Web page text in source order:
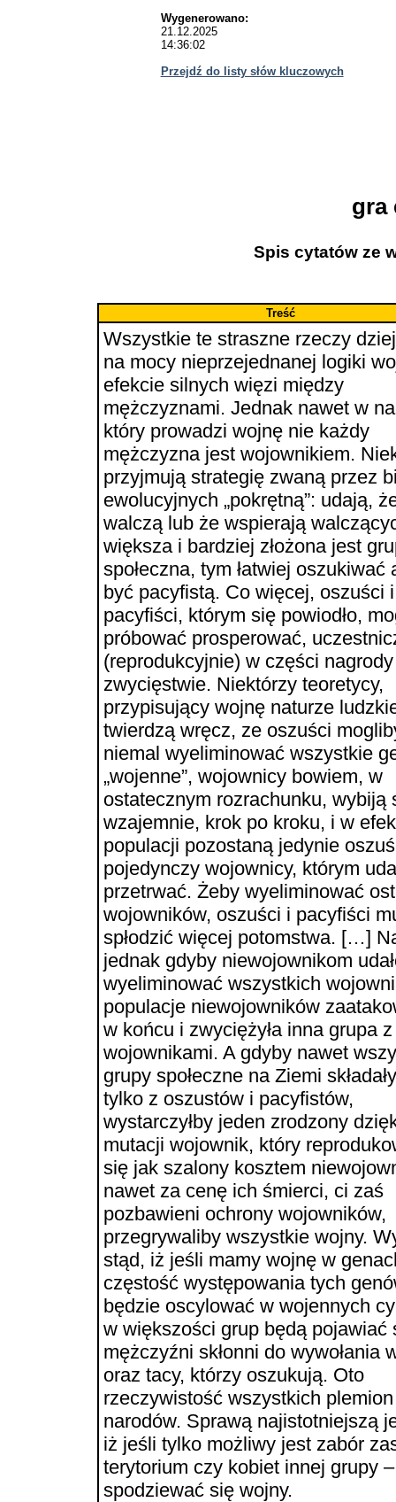
Wygenerowano:
21.12.2025
14:36:02
Przejdź do listy słów kluczowych
gra
Spis cytatów ze
Treść
Wszystkie te straszne rzeczy
na mocy nieprzejednanej logiki
efekcie silnych więzi między
mężczyznami. Jednak nawet w
który prowadzi wojnę nie każdy
mężczyzna jest wojownikiem.
przyjmują strategię zwaną przez
ewolucyjnych „pokrętną”: udają,
walczą lub że wspierają
większa i bardziej złożona jest
społeczna, tym łatwiej oszukiwać
być pacyfistą. Co więcej, oszuści i
pacyfiści, którym się powiodło,
próbować prosperować,
(reprodukcyjnie) w części
zwycięstwie. Niektórzy teoretycy,
przypisujący wojnę naturze
twierdzą wręcz, ze oszuści
niemal wyeliminować wszystkie
„wojenne”, wojownicy bowiem, w
ostatecznym rozrachunku, wybiją
wzajemnie, krok po kroku, i w
populacji pozostaną jedynie
pojedynczy wojownicy, którym
przetrwać. Żeby wyeliminować
wojowników, oszuści i pacyfiści
spłodzić więcej potomstwa. […]
jednak gdyby niewojownikom
wyeliminować wszystkich
populacje niewojowników
w końcu i zwyciężyła inna grupa z
wojownikami. A gdyby nawet
grupy społeczne na Ziemi
tylko z oszustów i pacyfistów,
wystarczyłby jeden zrodzony
mutacji wojownik, który
się jak szalony kosztem
nawet za cenę ich śmierci, ci zaś
pozbawieni ochrony wojowników,
przegrywaliby wszystkie wojny.
stąd, iż jeśli mamy wojnę w
częstość występowania tych
będzie oscylować w wojennych
w większości grup będą pojawiać
mężczyźni skłonni do wywołania
oraz tacy, którzy oszukują. Oto
rzeczywistość wszystkich
narodów. Sprawą najistotniejszą
iż jeśli tylko możliwy jest zabór
terytorium czy kobiet innej grupy
spodziewać się wojny.